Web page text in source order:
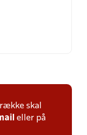
skal
eller på